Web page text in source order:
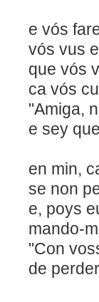
e vós
vós vus
que
ca vós
"Amiga,
e sey
en min,
se
e, poys
mando-
"Con
de